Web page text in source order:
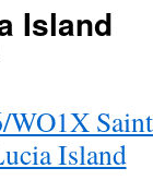
Island